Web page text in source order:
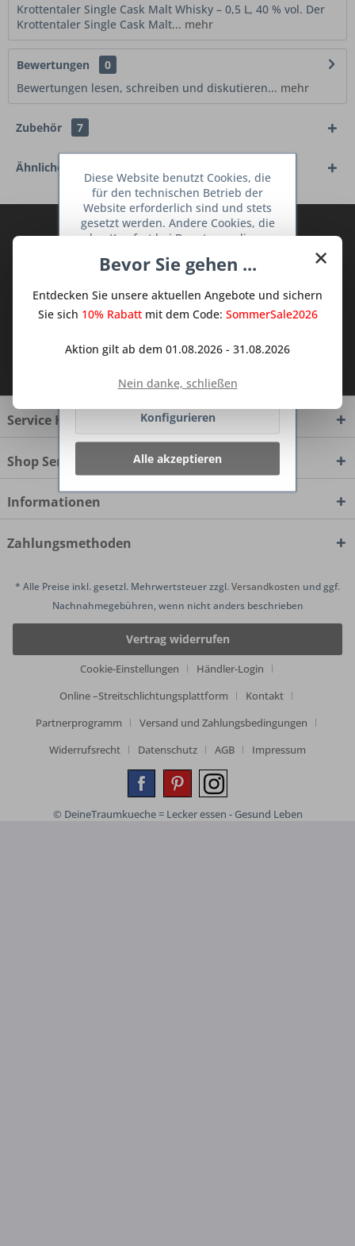
Krottentaler Single Cask Malt Whisky – 0,5 L, 40 % vol. Der
Krottentaler Single Cask Malt... mehr
Bewertungen
0
Bewertungen lesen, schreiben und diskutieren... mehr
Zubehör 7
Ähnliche Artikel
Abonnieren Sie den kostenlosen Deine
Sie keine Neuigkeit oder Aktion mehr aus
Ich habe dieDatenschutzbestimmungen
Service Hotline
Shop Service
Informationen
Zahlungsmethoden
* Alle Preise inkl. gesetzl. Mehrwertsteuer zzgl.Versandkosten und ggf.
Nachnahmegebühren, wenn nicht anders beschrieben
Vertrag widerrufen
Cookie-Einstellungen
Händler-Login
Online –Streitschlichtungsplattform
Kontakt
Partnerprogramm
Versand und Zahlungsbedingungen
Widerrufsrecht
Datenschutz AGB Impressum
© DeineTraumkueche = Lecker essen - Gesund Leben
×
Bevor Sie gehen ...
Entdecken Sie unsere aktuellen Angebote und sichern
Sie sich 10% Rabattmit dem Code: SommerSale2026
Aktion gilt ab dem 01.08.2026 - 31.08.2026
Nein danke, schließen
Diese Website benutzt Cookies, die
für den technischen Betrieb der
Website erforderlich sind und stets
gesetzt werden. Andere Cookies, die
den Komfort bei Benutzung dieser
dienen oder die Interaktion mit
Netzwerken vereinfachen sollen,
werden nur mit Ihrer Zustimmung
Ablehnen
Konfigurieren
Alle akzeptieren